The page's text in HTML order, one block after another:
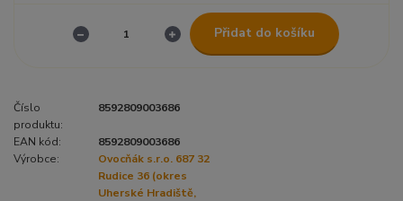
Přidat do košíku
Číslo
produktu:
8592809003686
EAN kód:
8592809003686
Výrobce:
Ovocňák s.r.o. 687 32
Rudice 36 (okres
Uherské Hradiště,